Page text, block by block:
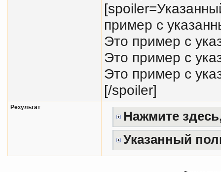
пример с
Это пример с
Это пример с
Это пример с
[/spoiler]
Результат
Нажмите
Указанный